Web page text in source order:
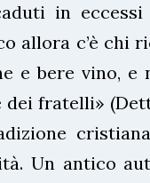
in
allora c’è chi
e bere vino, e
fratelli»
Un antico